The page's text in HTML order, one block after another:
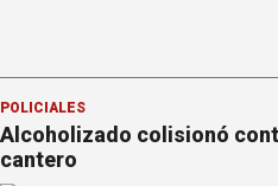
POLICIALES
Alcoholizado colisionó
cantero